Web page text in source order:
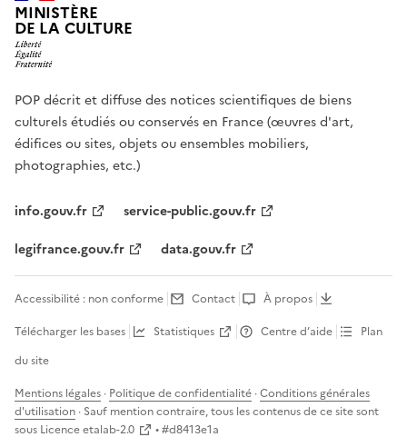
MINISTÈRE
DE LA CULTURE
POP décrit et diffuse des notices scientifiques de biens
culturels étudiés ou conservés en France (œuvres d'art,
édifices ou sites, objets ou ensembles mobiliers,
photographies, etc.)
info.gouv.fr
service-public.gouv.fr
legifrance.gouv.fr
data.gouv.fr
Accessibilité : non conforme Contact
À propos
Télécharger les bases
Statistiques Centre d’aide
Plan
du site
Mentions légales · Politique de confidentialité ·Conditions générales
d'utilisation · Sauf mention contraire, tous les contenus de ce site sont
sous Licence etalab-2.0 • #d8413e1a